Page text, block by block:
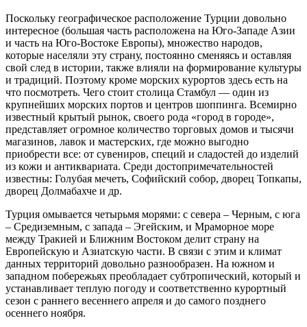
Поскольку географическое расположение Турции довольно
интересное (большая часть расположена на Юго-Западе Азии
и часть на Юго-Востоке Европы), множество народов,
которые населяли эту страну, постоянно сменяясь и оставляя
свой след в истории, также влияли на формирование культуры
и традиций. Поэтому кроме морских курортов здесь есть на
что посмотреть. Чего стоит столица Стамбул — один из
крупнейших морских портов и центров шоппинга. Всемирно
известный крытый рынок, своего рода «город в городе»,
представляет огромное количество торговых домов и тысячи
магазинов, лавок и мастерских, где можно выгодно
приобрести все: от сувениров, специй и сладостей до изделий
из кожи и антиквариата. Среди достопримечательностей
известны: Голубая мечеть, Софийский собор, дворец Топкапы,
дворец Долмабахче и др.
Турция омывается четырьмя морями: с севера – Черным, с юга
– Средиземным, с запада – Эгейским, и Мраморное море
между Тракией и Ближним Востоком делит страну на
Европейскую и Азиатскую части. В связи с этим и климат
данных территорий довольно разнообразен. На южном и
западном побережьях преобладает субтропический, который и
устанавливает теплую погоду и соответственно курортный
сезон с раннего весеннего апреля и до самого позднего
осеннего ноября.